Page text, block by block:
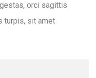
orci sagittis
turpis, sit amet